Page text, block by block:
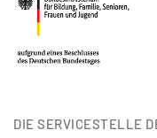
DIE SERVICESTELLE